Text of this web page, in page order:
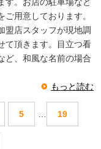
用意しております。
盟店スタッフが現地調
て頂きます。目立つ看
、和風な名前の場合
もっと読む
5 19